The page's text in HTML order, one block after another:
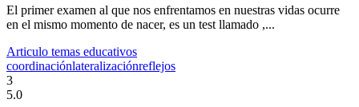
El primer examen al que nos enfrentamos en nuestras vidas ocurre
en el mismo momento de nacer, es un test llamado ,...
Articulo temas educativos
coordinaciónlateralizaciónreflejos
3
5.0